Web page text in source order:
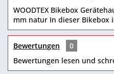
WOODTEX Bikebox
mm natur In dieser Bikebox
Bewertungen
0
Bewertungen lesen und